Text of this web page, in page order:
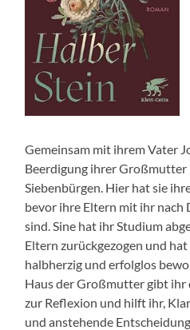
Gemeinsam mit ihrem Vater
Beerdigung ihrer Großmutter
Siebenbürgen. Hier hat sie
bevor ihre Eltern mit ihr nach
sind. Sine hat ihr Studium
Eltern zurückgezogen und
halbherzig und erfolglos
Haus der Großmutter gibt ihr
zur Reflexion und hilft ihr,
und anstehende